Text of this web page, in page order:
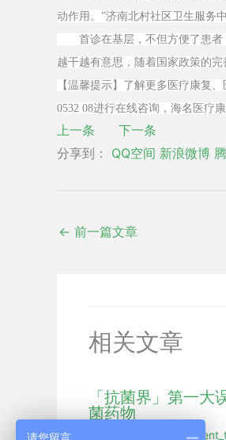
动作用。”济南北村社区卫生服务
首诊在基层，不但方便了患者
越干越有意思，随着国家政策的
【温馨提示】了解更多医疗康复
0532 08进行在线咨询，海名医疗
上一条
下一条
分享到：
QQ空间 新浪微博
← 前一篇文章
相关文章
「抗菌界」第一
菌药物